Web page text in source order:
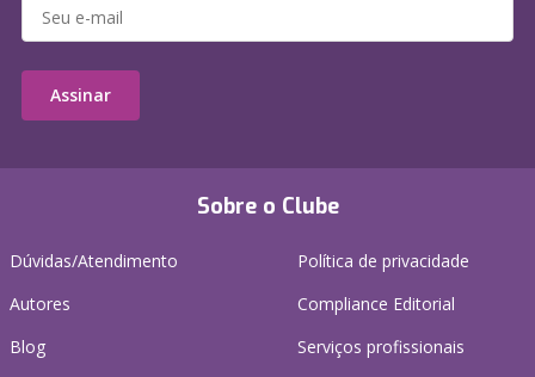
Sobre o Clube
Dúvidas/Atendimento
Autores
Blog
Política de privacidade
Compliance Editorial
Serviços profissionais
Assinar